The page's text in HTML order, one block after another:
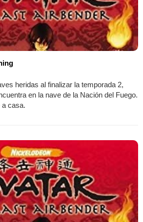
heridas al finalizar la temporada 2,
en la nave de la Nación del Fuego.
a casa.